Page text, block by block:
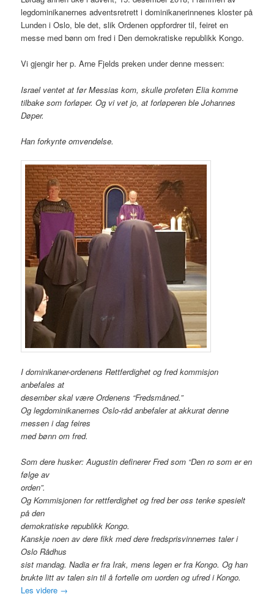
legdominikanernes adventsretrett i dominikanerinnenes kloster på
Lunden i Oslo, ble det, slik Ordenen oppfordrer til, feiret en
messe med bønn om fred i Den demokratiske republikk Kongo.
Vi gjengir her p. Arne Fjelds preken under denne messen:
Israel ventet at før Messias kom, skulle profeten Elia komme
tilbake som forløper. Og vi vet jo, at forløperen ble Johannes
Døper.
Han forkynte omvendelse.
I dominikaner-ordenens Rettferdighet og fred kommisjon
anbefales at
desember skal være Ordenens “Fredsmåned.”
Og legdominikanemes Oslo-råd anbefaler at akkurat denne
messen i dag feires
med bønn om fred.
Som dere husker: Augustin definerer Fred som “Den ro som er en
følge av
orden”.
Og Kommisjonen for rettferdighet og fred ber oss tenke spesielt
på den
demokratiske republikk Kongo.
Kanskje noen av dere fikk med dere fredsprisvinnernes taler i
Oslo Rådhus
sist mandag. Nadia er fra Irak, mens legen er fra Kongo. Og han
brukte litt av talen sin til å fortelle om uorden og ufred i Kongo.
Les videre →